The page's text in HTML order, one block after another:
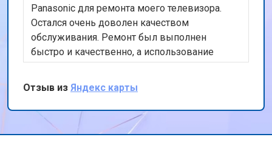
Panasonic для ремонта моего телевизора.
Остался очень доволен качеством
обслуживания. Ремонт был выполнен
быстро и качественно, а использование
оригинальных запчастей дает уверенность в
долговечности ремонта. Также порадовала
бесплатная доставка техники. Спасибо за ваш
профессионализм и внимание к клиентам!
Отзыв из Яндекс карты